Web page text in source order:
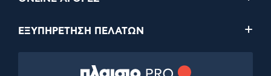
ΕΞΥΠΗΡΕΤΗΣΗ ΠΕΛΑΤΩΝ